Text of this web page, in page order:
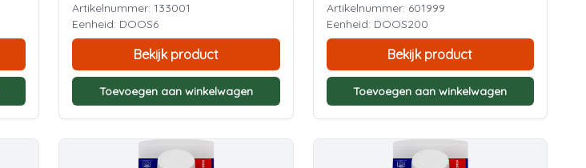
Artikelnummer: 133001
Eenheid: DOOS6
Bekijk product
Toevoegen aan winkelwagen
Artikelnummer: 601999
Eenheid: DOOS200
Bekijk product
Toevoegen aan winkelwagen